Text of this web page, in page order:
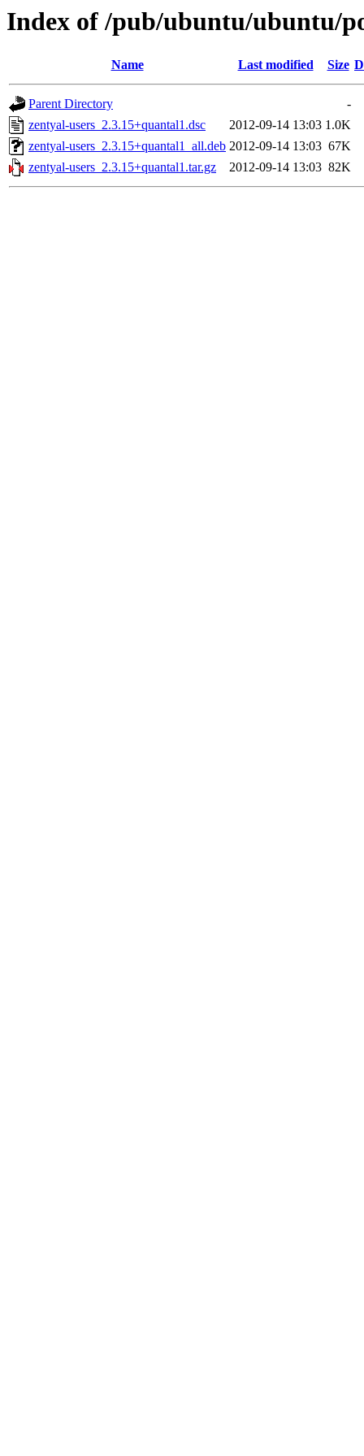
Index of /pub/ubuntu/ubuntu/
Name Last modified Size
Parent Directory
-
zentyal-users_2.3.15+quantal1.dsc
2012-09-14 13:03 1.0K
zentyal-users_2.3.15+quantal1_all.deb 2012-09-14 13:03 67K
zentyal-users_2.3.15+quantal1.tar.gz
2012-09-14 13:03 82K